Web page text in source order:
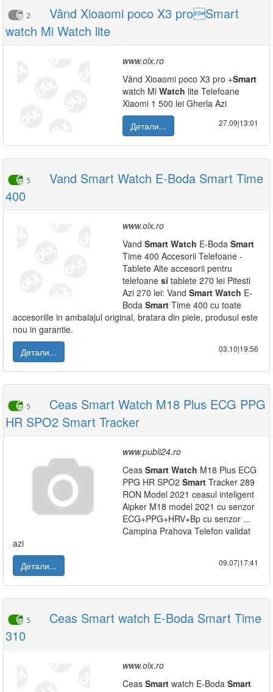
2
Vând Xioaomi poco X3 proSmart
watch Mi Watch lite
www.olx.ro
Vând Xioaomi poco X3 pro +Smart
watch Mi Watch lite Telefoane
Xiaomi 1 500 lei Gherla Azi
Детали...
27.09|13:01
5
Vand Smart Watch E-Boda Smart Time
400
www.olx.ro
Vand Smart Watch E-Boda Smart
Time 400 Accesorii Telefoane -
Tablete Alte accesorii pentru
telefoane si tablete 270 lei Pitesti
Azi 270 lei: Vand Smart Watch E-
Boda Smart Time 400 cu toate
accesoriile in ambalajul original, bratara din piele, produsul este
nou in garantie.
Детали...
03.10|19:56
5
Ceas Smart Watch M18 Plus ECG PPG
HR SPO2 Smart Tracker
www.publi24.ro
Ceas Smart Watch M18 Plus ECG
PPG HR SPO2 Smart Tracker 289
RON Model 2021 ceasul inteligent
Aipker M18 model 2021 cu senzor
ECG+PPG+HRV+Bp cu senzor ...
Campina Prahova Telefon validat
azi
Детали...
09.07|17:41
5
Ceas Smart watch E-Boda Smart Time
310
www.olx.ro
Ceas Smart watch E-Boda Smart